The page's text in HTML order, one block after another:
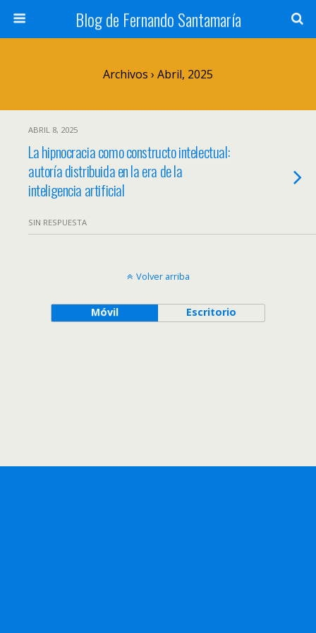
Blog de Fernando Santamaría
Archivos › Abril, 2025
ABRIL 8, 2025
La hipnocracia como constructo intelectual:
autoría distribuida en la era de la
inteligencia artificial
SIN RESPUESTA
Volver arriba
Móvil Escritorio